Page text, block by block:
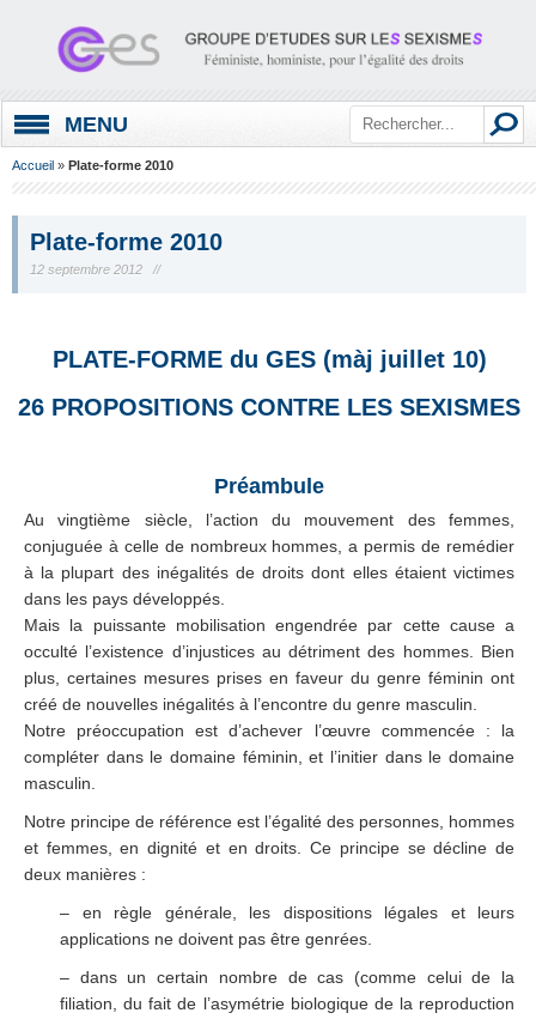
MENU
Accueil » Plate-forme 2010
Plate-forme 2010
12 septembre 2012 //
PLATE-FORME du GES (màj juillet 10)
26 PROPOSITIONS CONTRE LES SEXISMES
Préambule
Au vingtième siècle, l’action du mouvement des femmes,
conjuguée à celle de nombreux hommes, a permis de remédier
à la plupart des inégalités de droits dont elles étaient victimes
dans les pays développés.
Mais la puissante mobilisation engendrée par cette cause a
occulté l’existence d’injustices au détriment des hommes. Bien
plus, certaines mesures prises en faveur du genre féminin ont
créé de nouvelles inégalités à l’encontre du genre masculin.
Notre préoccupation est d’achever l’œuvre commencée : la
compléter dans le domaine féminin, et l’initier dans le domaine
masculin.
Notre principe de référence est l’égalité des personnes, hommes
et femmes, en dignité et en droits. Ce principe se décline de
deux manières :
– en règle générale, les dispositions légales et leurs
applications ne doivent pas être genrées.
– dans un certain nombre de cas (comme celui de la
filiation, du fait de l’asymétrie biologique de la reproduction